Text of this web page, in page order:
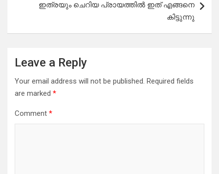
ഇത്രയും ചെറിയ പ്രായത്തിൽ ഇത് എങ്ങനെ
കിട്ടുന്നു
Leave a Reply
Your email address will not be published. Required fields
are marked *
Comment *